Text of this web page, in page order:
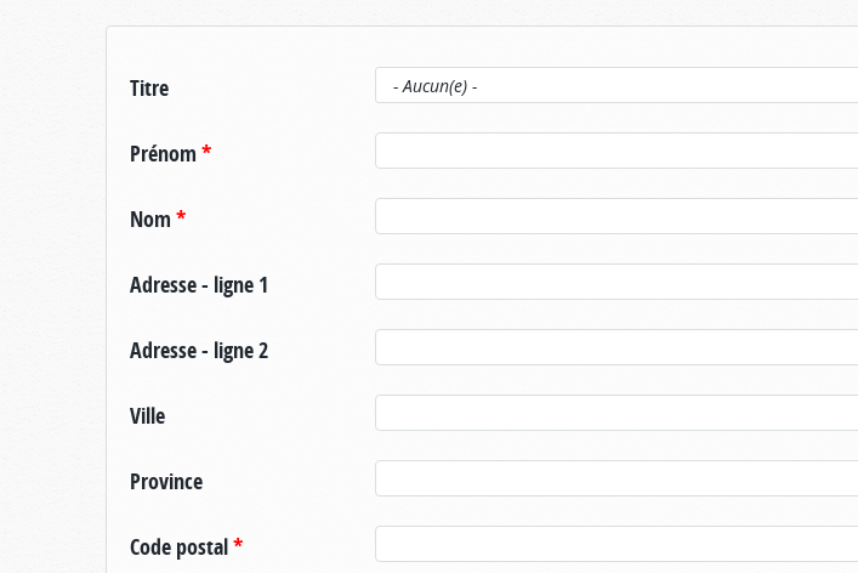
Titre
Prénom *
Nom *
Adresse - ligne 1
Adresse - ligne 2
Ville
Province
Code postal*